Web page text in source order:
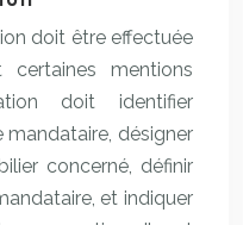
doit être effectuée
mentions
doit identifier
désigner
concerné, définir
et indiquer